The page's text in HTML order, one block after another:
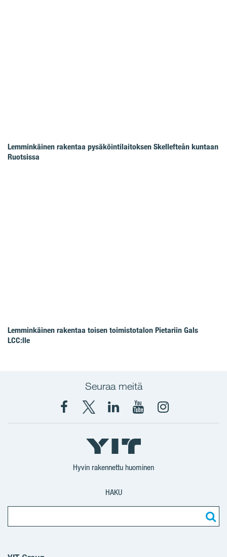
Lemminkäinen rakentaa pysäköintilaitoksen Skellefteån kuntaan
Ruotsissa
Lemminkäinen rakentaa toisen toimistotalon Pietariin Gals
LCC:lle
Seuraa meitä
Facebook
X
YIT
Suomi
YIT
Corporation
YIT
Corporation
Instagram
Hyvin rakennettu huominen
HAKU